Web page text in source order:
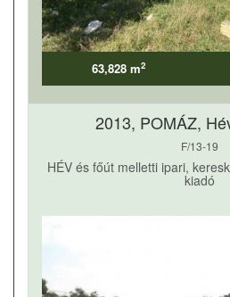
63,828 m2
2013, POMÁZ,
F/13-19
HÉV és főút melletti ipari,
kiadó